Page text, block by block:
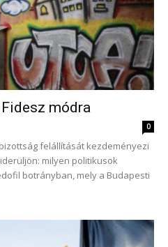
módra
0
felállítását kezdeményezi
milyen politikusok
botrányban, mely a Budapesti